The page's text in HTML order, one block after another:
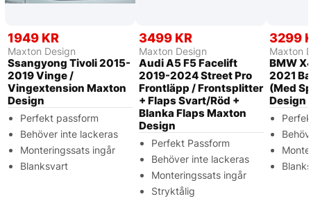
1949 KR
Maxton Design
Ssangyong Tivoli 2015-
2019 Vinge /
Vingextension Maxton
Design
Perfekt passform
Behöver inte lackeras
Monteringssats ingår
Blanksvart
3499 KR
Maxton Design
Audi A5 F5 Facelift
2019-2024 Street Pro
Frontläpp / Frontsplitter
+ Flaps Svart/Röd +
Blanka Flaps Maxton
Design
Perfekt Passform
Behöver inte lackeras
Monteringssats ingår
Stryktålig
3299
Maxton
BMW
2021
(Med
Design